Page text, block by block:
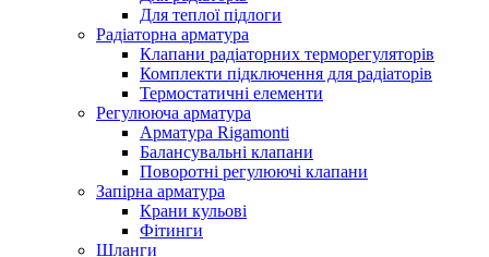
Для теплої підлоги
Радіаторна арматура
Клапани радіаторних терморегуляторів
Комплекти підключення для радіаторів
Термостатичні елементи
Регулююча арматура
Арматура Rigamonti
Балансувальні клапани
Поворотні регулюючі клапани
Запірна арматура
Крани кульові
Фітинги
Шланги